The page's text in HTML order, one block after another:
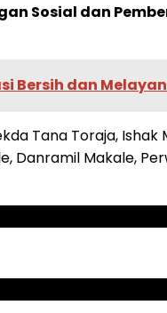
Sosial dan
Bersih dan
Tana Toraja,
Danramil Makale,